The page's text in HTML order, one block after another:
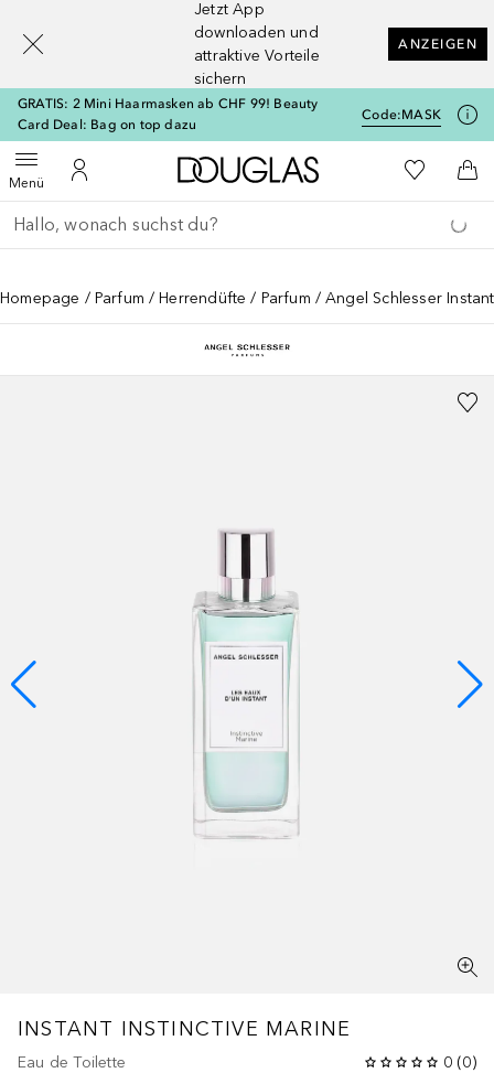
Jetzt App
downloaden und
attraktive Vorteile
sichern
ANZEIGEN
GRATIS: 2 Mini Haarmasken ab CHF 99! Beauty
Card Deal: Bag on top dazu
Code:MASK
MenüMenü öffnenZu Meinem Kundenkonto
Zur Douglas Startseite
Zu Meiner
Gehe zurück
Suche ausführen
Homepage Parfum Herrendüfte Parfum Angel Schlesser
INSTANT INSTINCTIVE MARINE
Eau de Toilette 0 (0)
[navigation.slideout.screenreader]